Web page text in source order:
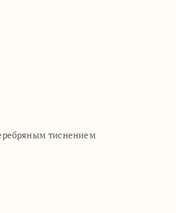
тиснением